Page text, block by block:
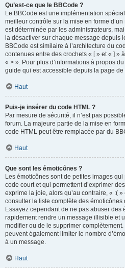
Qu’est-ce que le BBCode ?
Le BBCode est une implémentation
meilleur contrôle sur la mise en forme
est déterminée par les administrateurs,
la désactiver sur chaque message depuis
BBCode est similaire à l’architecture du
contenues entre des crochets « [ » et « ] »
« > ». Pour plus d’informations à propos
guide qui est accessible depuis la page de
Haut
Puis-je insérer du code HTML ?
Par mesure de sécurité, il n’est pas
forum. La majeure partie de la mise en
code HTML peut être remplacée par du
Haut
Que sont les émoticônes ?
Les émoticônes sont de petites images
code court et qui permettent d’exprimer
exprime la joie, alors qu’au contraire, « :(
consulter la liste complète des
Essayez cependant de ne pas abuser des
rapidement rendre un message illisible et
modifier ou de le supprimer
peuvent également limiter le nombre
à un message.
Haut